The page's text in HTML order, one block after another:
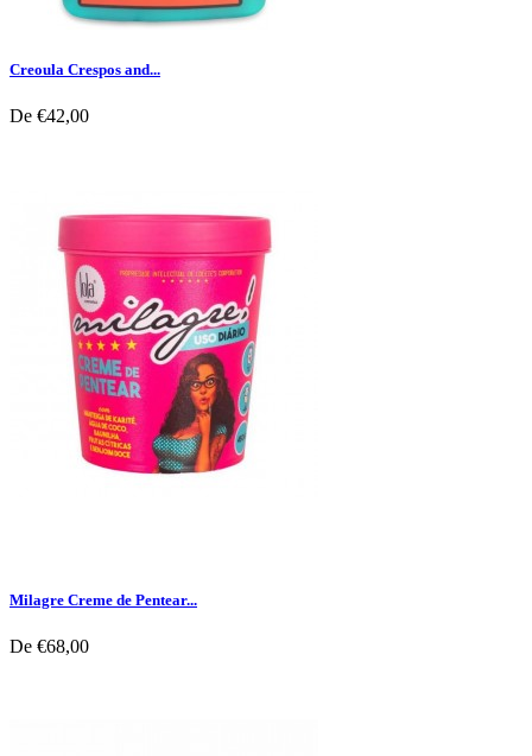
Creoula Crespos and...
De €42,00
Milagre Creme de Pentear...
De €68,00